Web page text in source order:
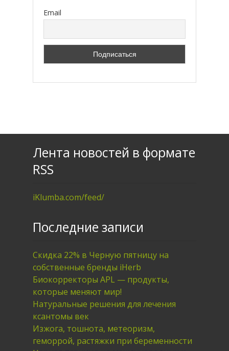
Email
Лента новостей в формате
RSS
iKlumba.com/feed/
Последние записи
Скидка 22% в Черную пятницу на
собственные бренды iHerb
Биокорректоры APL — продукты,
которые меняют мир!
Натуральные решения для лечения
ксантомы век
Изжога, тошнота, метеоризм,
геморрой, растяжки при беременности